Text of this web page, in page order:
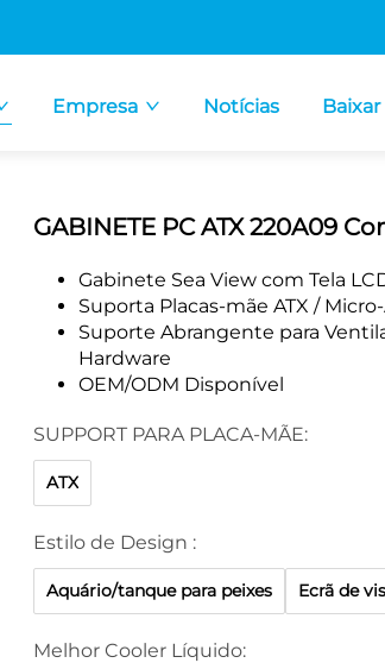
Empresa Notícias Baixar
GABINETE PC ATX 220A09
Gabinete Sea View com Tela
Suporta Placas-mãe ATX /
Suporte Abrangente para
Hardware
OEM/ODM Disponível
SUPPORT PARA PLACA-MÃE:
ATX
Estilo de Design :
Aquário/tanque para peixes Ecrã de
Melhor Cooler Líquido: